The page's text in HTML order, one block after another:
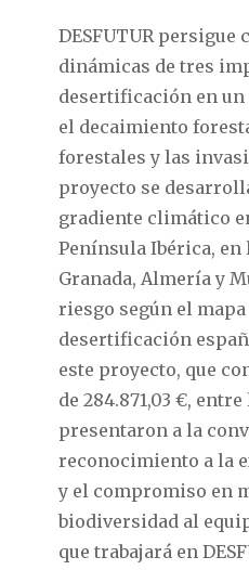
DESFUTUR persigue
dinámicas de tres
desertificación en un
el decaimiento
forestales y las
proyecto se
gradiente climático
Península Ibérica,
Granada, Almería y
riesgo según el
desertificación
este proyecto, que
de 284.871,03 €, entre
presentaron a la
reconocimiento a la
y el compromiso en
biodiversidad al
que trabajará en